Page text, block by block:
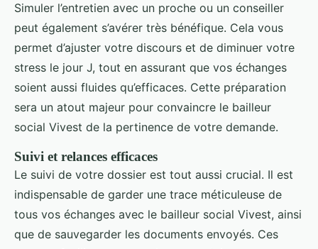
Simuler l’entretien avec un proche ou un conseiller
peut également s’avérer très bénéfique. Cela vous
permet d’ajuster votre discours et de diminuer votre
stress le jour J, tout en assurant que vos échanges
soient aussi fluides qu’efficaces. Cette préparation
sera un atout majeur pour convaincre le bailleur
social Vivest de la pertinence de votre demande.
Suivi et relances efficaces
Le suivi de votre dossier est tout aussi crucial. Il est
indispensable de garder une trace méticuleuse de
tous vos échanges avec le bailleur social Vivest, ainsi
que de sauvegarder les documents envoyés. Ces